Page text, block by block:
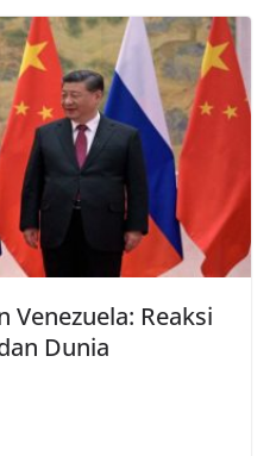
Venezuela: Reaksi
Dunia